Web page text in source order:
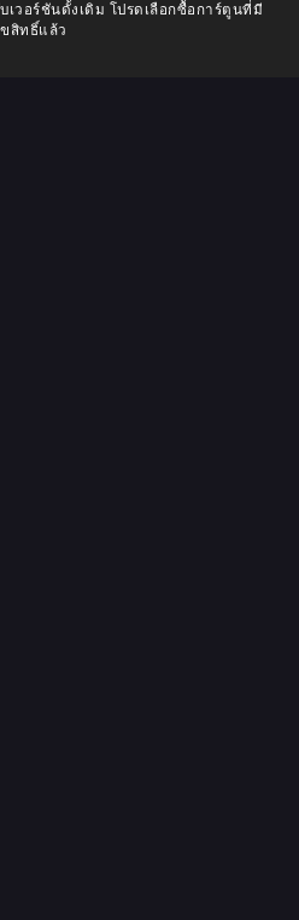
วอร์ชันดั้งเดิม โปรดเลือกซื้อการ์ตูนที่มี
สิทธิ์แล้ว